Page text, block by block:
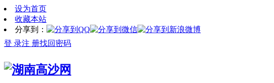
设为首页
收藏本站
分享到：
登 录注 册找回密码